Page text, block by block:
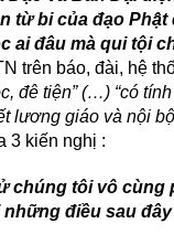
từ bi của đạo
ai đâu mà qui tội
trên báo, đài, hệ
đê tiện” (…) “có
lương giáo và nội
3 kiến nghị :
chúng tôi vô
những điều sau